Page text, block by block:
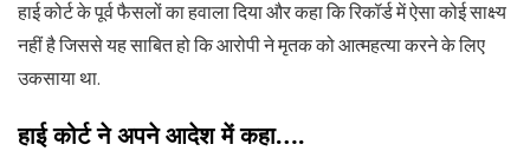
हाई कोर्ट के पूर्व फैसलों का हवाला दिया और कहा कि रिकॉर्ड में ऐसा कोई साक्ष्य
नहीं है जिससे यह साबित हो कि आरोपी ने मृतक को आत्महत्या करने के लिए
उकसाया था.
हाई कोर्ट ने अपने आदेश में कहा….